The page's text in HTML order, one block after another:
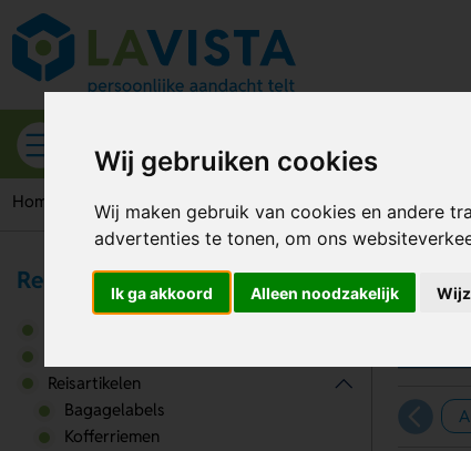
Wij gebruiken cookies
Wij maken gebruik van cookies en andere
advertenties te tonen, om ons
Ik ga akkoord Alleen noodzakelijk
Alle categorieën
Home Reisartikelen Koffers
Reizen & Onderweg
Reisartikelen
Bagagelabels
Kofferriemen